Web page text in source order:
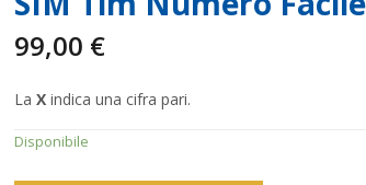
99,00 €
La X indica una cifra pari.
Disponibile